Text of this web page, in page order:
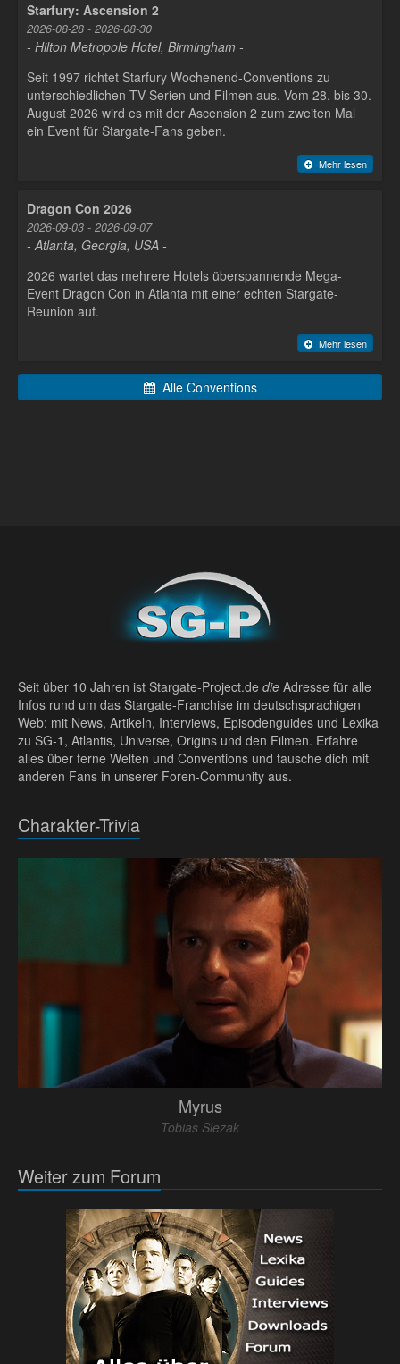
Starfury: Ascension 2
2026-08-28 - 2026-08-30
- Hilton Metropole Hotel, Birmingham -
Seit 1997 richtet Starfury Wochenend-Conventions zu
unterschiedlichen TV-Serien und Filmen aus. Vom 28. bis 30.
August 2026 wird es mit der Ascension 2 zum zweiten Mal
ein Event für Stargate-Fans geben.
Mehr lesen
Dragon Con 2026
2026-09-03 - 2026-09-07
- Atlanta, Georgia, USA -
2026 wartet das mehrere Hotels überspannende Mega-
Event Dragon Con in Atlanta mit einer echten Stargate-
Reunion auf.
Mehr lesen
Alle Conventions
Seit über 10 Jahren ist Stargate-Project.de die Adresse für alle
Infos rund um das Stargate-Franchise im deutschsprachigen
Web: mit News, Artikeln, Interviews, Episodenguides und Lexika
zu SG-1, Atlantis, Universe, Origins und den Filmen. Erfahre
alles über ferne Welten und Conventions und tausche dich mit
anderen Fans in unserer Foren-Community aus.
Charakter-Trivia
Myrus
Tobias Slezak
Weiter zum Forum